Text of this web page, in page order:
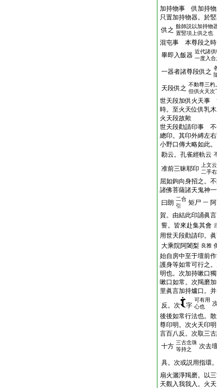
加持物事 供加持物
只置加持物器。於
供之 餘師説以加持物
置竪項上供之也
混屯事 本尊段之時
畢即入飯器 近代諸供
一度入合
一器者諸尊段供之
天段供之 不動尊三杓
但供火天次
世天段加供火天事
時。至火天位供乳
火天段故歟
世天段勸請印事 不
總印。其印外縛左
小野口傳大略如此
勘云。孔雀經軌云
准前三昧耶印
上文
二手
屈如鉤向身招之。
諸佛菩薩諸天鬼神
曰朗 二合
引
矩尸 一 阿
賀。由結此印誦眞
誓。皆來赴集其會
用世天段勸請印。
大乘院阿闍梨 良雅
始自房中至于壇前
護身等如常可行之
明也。次加持嗽口
嗽口如常。次羯磨
里眞言加持爐口。
反。次
字
可有用
心也
後後如常行法也。
尊印明。次火天印
言百八反。次取三
十方 三古念珠
等持之
次去
具。次或説用指環
扇火灑淨羯磨。以
天觀入我我入。火